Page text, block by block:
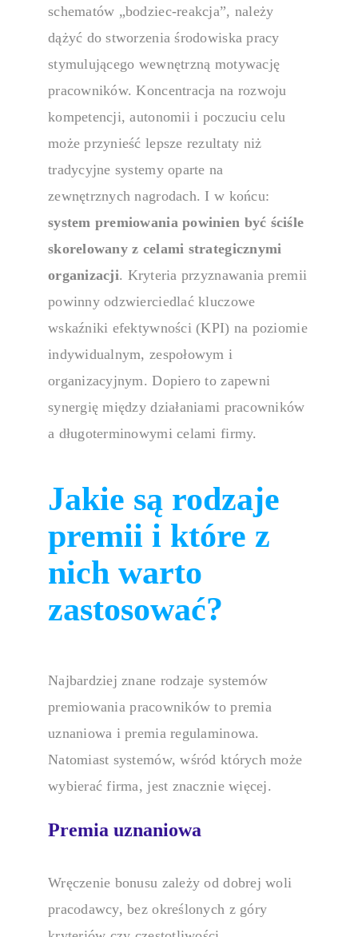
schematów „bodziec-reakcja”, należy
dążyć do stworzenia środowiska pracy
stymulującego wewnętrzną motywację
pracowników. Koncentracja na rozwoju
kompetencji, autonomii i poczuciu celu
może przynieść lepsze rezultaty niż
tradycyjne systemy oparte na
zewnętrznych nagrodach. I w końcu:
system premiowania powinien być ściśle
skorelowany z celami strategicznymi
organizacji. Kryteria przyznawania premii
powinny odzwierciedlać kluczowe
wskaźniki efektywności (KPI) na poziomie
indywidualnym, zespołowym i
organizacyjnym. Dopiero to zapewni
synergię między działaniami pracowników
a długoterminowymi celami firmy.
Jakie są rodzaje
premii i które z
nich warto
zastosować?
Najbardziej znane rodzajesystemów
premiowaniapracowników to premia
uznaniowa i premia regulaminowa.
Natomiast systemów, wśród których może
wybierać firma, jest znacznie więcej.
Premia uznaniowa
Wręczenie bonusu zależy od dobrej woli
pracodawcy, bez określonych z góry